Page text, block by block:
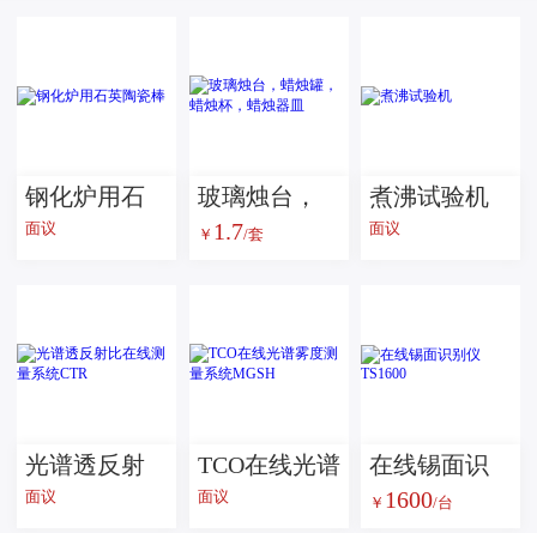
钢化炉用石
英陶瓷棒
面议
玻璃烛台，
蜡烛罐，蜡
￥ 1.7/套
煮沸试验机
面议
光谱透反射
比在线测量
面议
TCO在线光谱
雾度测量系
面议
在线锡面识
别仪 TS1600
￥ 1600/台